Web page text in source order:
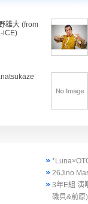
雄大 (from
iCE)
26Jino
3年E組 演
磯貝&前原)